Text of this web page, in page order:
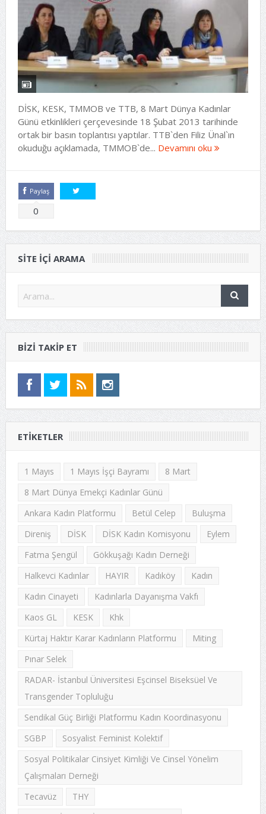
DİSK, KESK, TMMOB ve TTB, 8 Mart Dünya Kadınlar
Günü etkinlikleri çerçevesinde 18 Şubat 2013 tarihinde
ortak bir basın toplantısı yaptılar. TTB`den Filiz Ünal`ın
okuduğu açıklamada, TMMOB`de... Devamını oku
Paylaş
0
SITE IÇI ARAMA
BIZI TAKIP ET
ETIKETLER
1 Mayıs 1 Mayıs İşçi Bayramı
8 Mart
8 Mart Dünya Emekçi Kadınlar Günü
Ankara Kadın Platformu
Betül Celep
Buluşma
Direniş
DİSK DİSK Kadın Komisyonu
Eylem
Fatma Şengül
Gökkuşağı Kadın Derneği
Halkevci Kadınlar
HAYIR Kadıköy
Kadın
Kadın Cinayeti
Kadınlarla Dayanışma Vakfı
Kaos GL
KESK
Khk
Kürtaj Haktır Karar Kadınların Platformu
Miting
Pınar Selek
RADAR- İstanbul Üniversitesi Eşcinsel Biseksüel Ve
Transgender Topluluğu
Sendikal Güç Birliği Platformu Kadın Koordinasyonu
SGBP
Sosyalist Feminist Kolektif
Sosyal Politikalar Cinsiyet Kimliği Ve Cinsel Yönelim
Çalışmaları Derneği
Tecavüz
THY